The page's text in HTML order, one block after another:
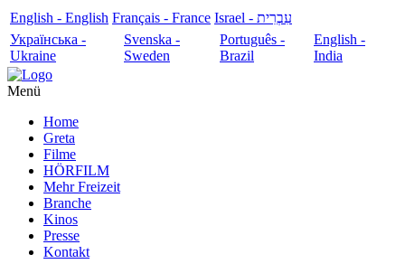
English - English Français - France
עִבְרִית - Israel
Українська -
Ukraine
Svenska -
Sweden
Português -
Brazil
English -
India
Menü
Home
Greta
Filme
HÖRFILM
Mehr Freizeit
Branche
Kinos
Presse
Kontakt